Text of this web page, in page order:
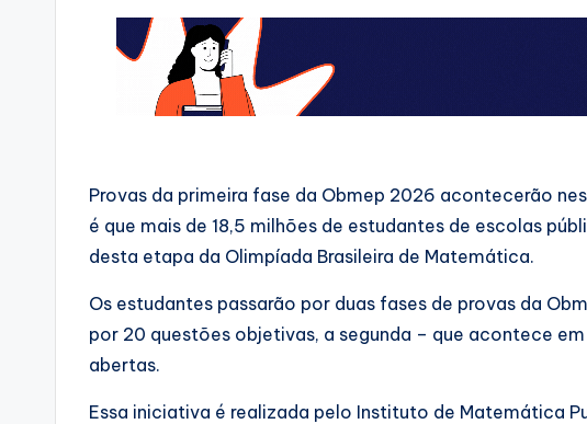
by
Provas da primeira fase da Obmep 2026 acontecerão
é que mais de 18,5 milhões de estudantes de escolas
desta etapa da Olimpíada Brasileira de Matemática.
Os estudantes passarão por duas fases de provas da
por 20 questões objetivas, a segunda – que acontece
abertas.
Essa iniciativa é realizada pelo Instituto de Matemática